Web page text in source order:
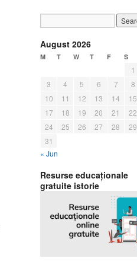
August 2026
M T W T F S
1
3
4 5 6 7 8
10
11 12 13 14 15
17
18 19 20 21 22
24
25 26 27 28 29
31
« Jun
Resurse educaționale
gratuite istorie